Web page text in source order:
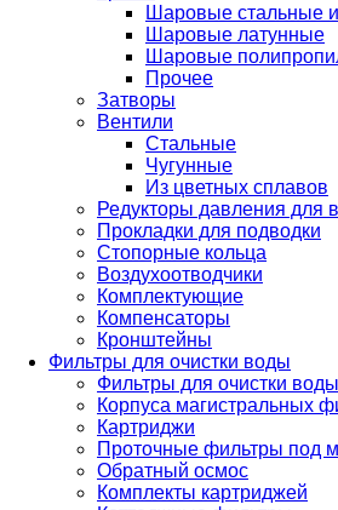
Шаровые стальные
Шаровые латунные
Шаровые
Прочее
Затворы
Вентили
Стальные
Чугунные
Из цветных сплавов
Редукторы давления для
Прокладки для подводки
Стопорные кольца
Воздухоотводчики
Комплектующие
Компенсаторы
Кронштейны
Фильтры для очистки воды
Фильтры для очистки воды
Корпуса магистральных
Картриджи
Проточные фильтры под
Обратный осмос
Комплекты картриджей